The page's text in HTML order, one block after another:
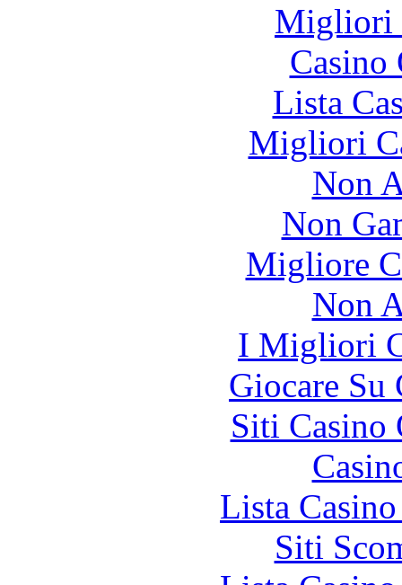
Migliori
Lista
Migliori
Non
Non
Migliore
Non
I Migliori
Giocare Su
Siti Casino
Lista
Siti